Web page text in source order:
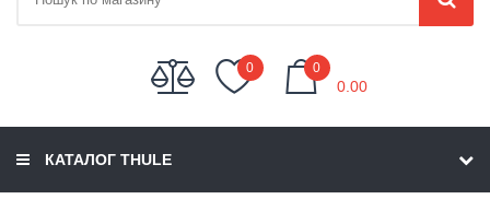
0 0
0.00
КАТАЛОГ THULE